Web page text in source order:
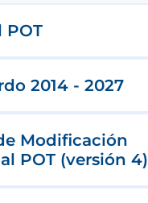
POT
2014 - 2027
Modificación
POT (versión 4)